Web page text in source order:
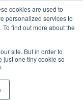
cookies are used to
personalized services to
find out more about the
site. But in order to
just one tiny cookie so